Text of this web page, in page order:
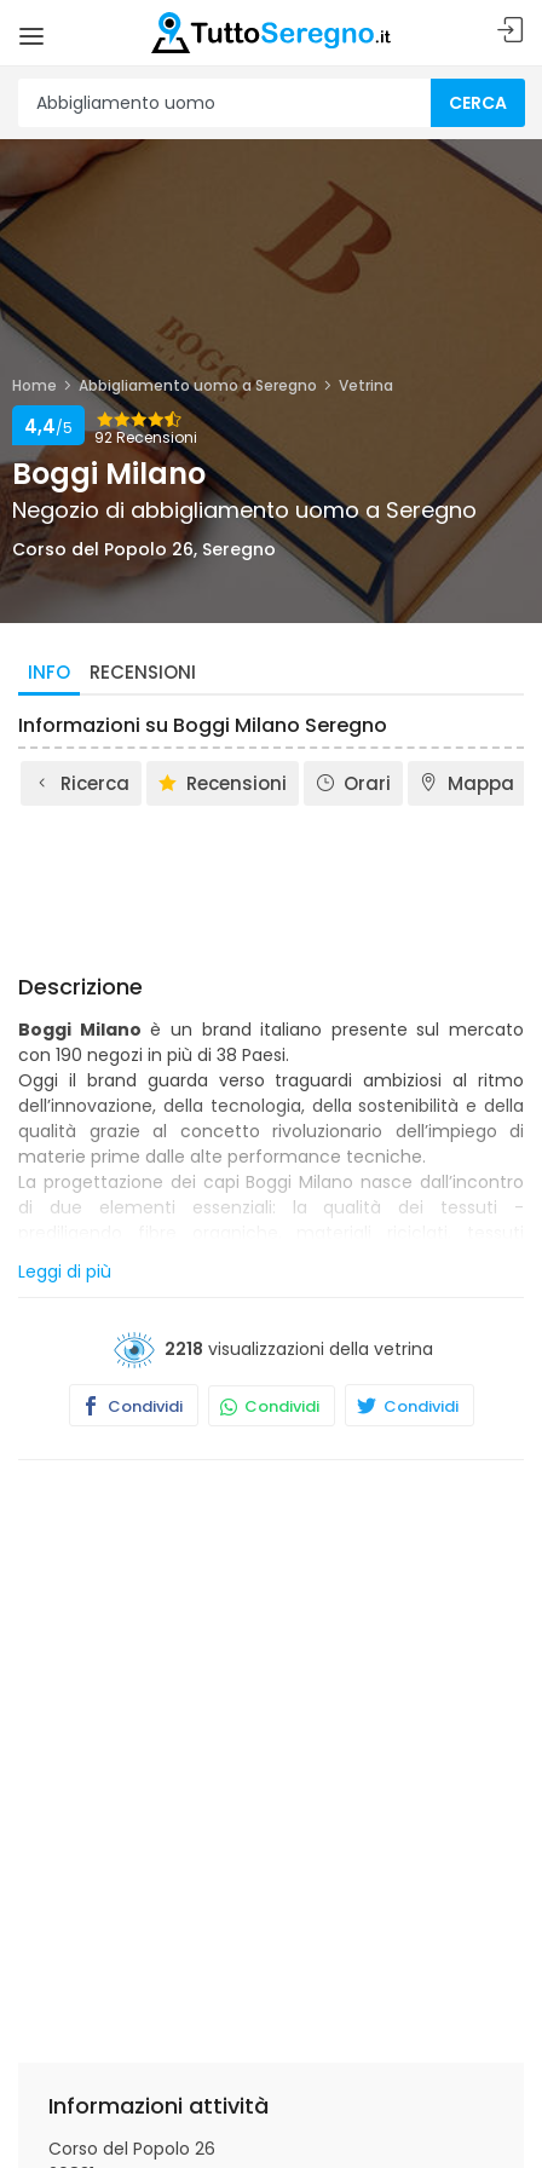
CERCA
Home Abbigliamento uomo a Seregno Vetrina
92 Recensioni
4,4/5
Boggi Milano
Negozio di abbigliamento uomo a Seregno
Corso del Popolo 26, Seregno
INFO RECENSIONI
Informazioni su Boggi Milano Seregno
Ricerca Recensioni Orari Mappa
Descrizione
Boggi Milano è un brand italiano presente sul mercato
con 190 negozi in più di 38 Paesi.
Oggi il brand guarda verso traguardi ambiziosi al ritmo
dell’innovazione, della tecnologia, della sostenibilità e della
qualità grazie al concetto rivoluzionario dell’impiego di
materie prime dalle alte performance tecniche.
La progettazione dei capi Boggi Milano nasce dall’incontro
di due elementi essenziali: la qualità dei tessuti -
certificati e all’avanguardia - e la ricerca stilistica, applicata
alla visione di un nuovo modo di vivere dell’uomo
Boggi Milano esprime un’esperienza retail omnicanale,
frutto della perfetta integrazione tra mondo fisico e
L’azienda nel 2016 ha creato la Boggi Milano Academy, una
Leggi di più
2218 visualizzazioni della vetrina
Condividi Condividi Condividi
Informazioni attività
Corso del Popolo 26